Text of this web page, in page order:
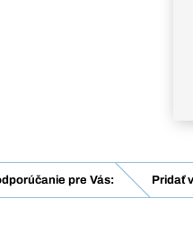
pre Vás: Pridať